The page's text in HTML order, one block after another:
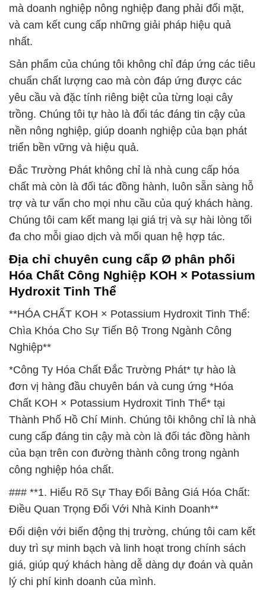
mà doanh nghiệp nông nghiệp đang phải đối mặt,
và cam kết cung cấp những giải pháp hiệu quả
nhất.
Sản phẩm của chúng tôi không chỉ đáp ứng các tiêu
chuẩn chất lượng cao mà còn đáp ứng được các
yêu cầu và đặc tính riêng biệt của từng loại cây
trồng. Chúng tôi tự hào là đối tác đáng tin cậy của
nền nông nghiệp, giúp doanh nghiệp của bạn phát
triển bền vững và hiệu quả.
Đắc Trường Phát không chỉ là nhà cung cấp hóa
chất mà còn là đối tác đồng hành, luôn sẵn sàng hỗ
trợ và tư vấn cho mọi nhu cầu của quý khách hàng.
Chúng tôi cam kết mang lại giá trị và sự hài lòng tối
đa cho mỗi giao dịch và mối quan hệ hợp tác.
Địa chỉ chuyên cung cấp Ø phân phối
Hóa Chất Công Nghiệp KOH × Potassium
Hydroxit Tinh Thể
**HÓA CHẤT KOH × Potassium Hydroxit Tinh Thể:
Chìa Khóa Cho Sự Tiến Bộ Trong Ngành Công
Nghiệp**
*Công Ty Hóa Chất Đắc Trường Phát* tự hào là
đơn vị hàng đầu chuyên bán và cung ứng *Hóa
Chất KOH × Potassium Hydroxit Tinh Thể* tại
Thành Phố Hồ Chí Minh. Chúng tôi không chỉ là nhà
cung cấp đáng tin cậy mà còn là đối tác đồng hành
của bạn trên con đường thành công trong ngành
công nghiệp hóa chất.
### **1. Hiểu Rõ Sự Thay Đổi Bảng Giá Hóa Chất:
Điều Quan Trọng Đối Với Nhà Kinh Doanh**
Đối diện với biến động thị trường, chúng tôi cam kết
duy trì sự minh bạch và linh hoạt trong chính sách
giá, giúp quý khách hàng dễ dàng dự đoán và quản
lý chi phí kinh doanh của mình.